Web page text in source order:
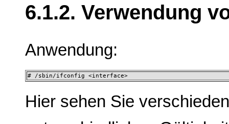
6.1.2. Verwendung
Anwendung:
# /sbin/ifconfig <interface>
Hier sehen Sie